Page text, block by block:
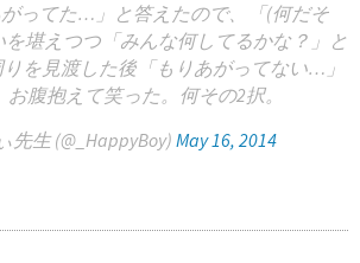
ってた…」と答えたので、「(何だそ
堪えつつ「みんな何してるかな？」と
を見渡した後「もりあがってない…」
お腹抱えて笑った。何その2択。
先生 (@_HappyBoy) May 16, 2014